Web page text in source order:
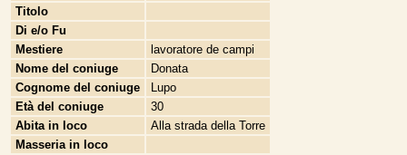
Titolo
Di e/o Fu
Mestiere
lavoratore de campi
Nome del coniuge
Donata
Cognome del coniuge
Lupo
Età del coniuge
30
Abita in loco
Alla strada della Torre
Masseria in loco